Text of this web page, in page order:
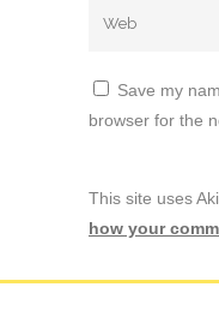
Save my
browser for the
This site uses
how your